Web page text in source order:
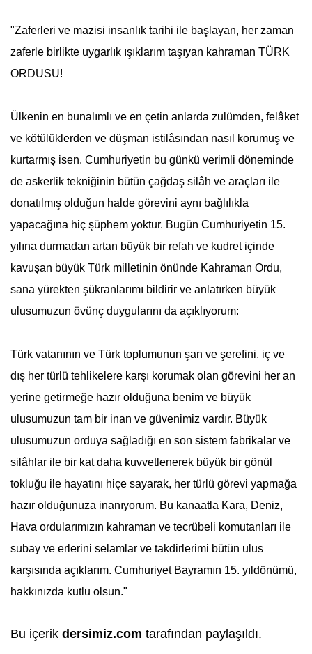
"Zaferleri ve mazisi insanlık tarihi ile başlayan, her zaman
zaferle birlikte uygarlık ışıklarım taşıyan kahraman TÜRK
ORDUSU!
Ülkenin en bunalımlı ve en çetin anlarda zulümden, felâket
ve kötülüklerden ve düşman istilâsından nasıl korumuş ve
kurtarmış isen. Cumhuriyetin bu günkü verimli döneminde
de askerlik tekniğinin bütün çağdaş silâh ve araçları ile
donatılmış olduğun halde görevini aynı bağlılıkla
yapacağına hiç şüphem yoktur. Bugün Cumhuriyetin 15.
yılına durmadan artan büyük bir refah ve kudret içinde
kavuşan büyük Türk milletinin önünde Kahraman Ordu,
sana yürekten şükranlarımı bildirir ve anlatırken büyük
ulusumuzun övünç duygularını da açıklıyorum:
Türk vatanının ve Türk toplumunun şan ve şerefini, iç ve
dış her türlü tehlikelere karşı korumak olan görevini her an
yerine getirmeğe hazır olduğuna benim ve büyük
ulusumuzun tam bir inan ve güvenimiz vardır. Büyük
ulusumuzun orduya sağladığı en son sistem fabrikalar ve
silâhlar ile bir kat daha kuvvetlenerek büyük bir gönül
tokluğu ile hayatını hiçe sayarak, her türlü görevi yapmağa
hazır olduğunuza inanıyorum. Bu kanaatla Kara, Deniz,
Hava ordularımızın kahraman ve tecrübeli komutanları ile
subay ve erlerini selamlar ve takdirlerimi bütün ulus
karşısında açıklarım. Cumhuriyet Bayramın 15. yıldönümü,
hakkınızda kutlu olsun."
Bu içerik dersimiz.com tarafından paylaşıldı.